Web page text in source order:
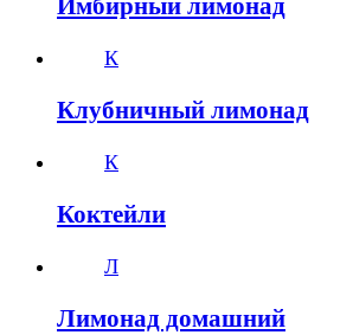
Имбирный лимонад
К
Клубничный лимонад
К
Коктейли
Л
Лимонад домашний